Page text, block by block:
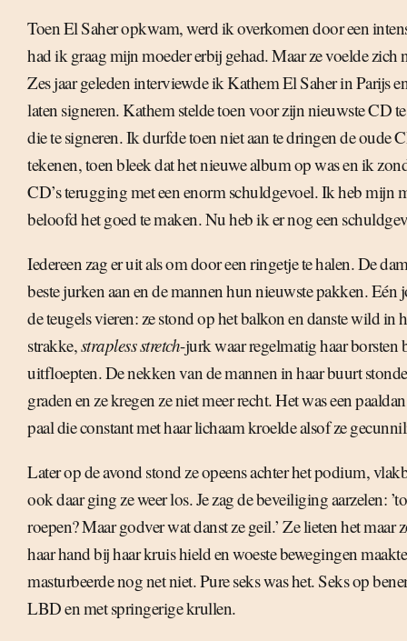
Toen El Saher opkwam, werd ik overkomen door een
had ik graag mijn moeder erbij gehad. Maar ze voelde zich
Zes jaar geleden interviewde ik Kathem El Saher in Parijs
laten signeren. Kathem stelde toen voor zijn nieuwste CD
die te signeren. Ik durfde toen niet aan te dringen de oude
tekenen, toen bleek dat het nieuwe album op was en ik
CD’s terugging met een enorm schuldgevoel. Ik heb mijn
beloofd het goed te maken. Nu heb ik er nog een
Iedereen zag er uit als om door een ringetje te halen. De
beste jurken aan en de mannen hun nieuwste pakken. Eén
de teugels vieren: ze stond op het balkon en danste wild in
strakke,straplessstretch-jurk waar regelmatig haar borsten
uitfloepten. De nekken van de mannen in haar buurt
graden en ze kregen ze niet meer recht. Het was een
paal die constant met haar lichaam kroelde alsof ze
Later op de avond stond ze opeens achter het podium,
ook daar ging ze weer los. Je zag de beveiliging aarzelen:
roepen? Maar godver wat danst ze geil.’ Ze lieten het maar
haar hand bij haar kruis hield en woeste bewegingen
masturbeerde nog net niet. Pure seks was het. Seks op
LBD en met springerige krullen.